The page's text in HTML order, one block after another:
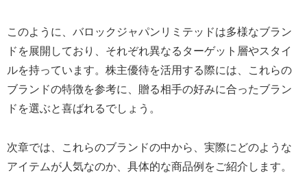
このように、バロックジャパンリミテッドは多様なブラン
ドを展開しており、それぞれ異なるターゲット層やスタイ
ルを持っています。株主優待を活用する際には、これらの
ブランドの特徴を参考に、贈る相手の好みに合ったブラン
ドを選ぶと喜ばれるでしょう。
次章では、これらのブランドの中から、実際にどのような
アイテムが人気なのか、具体的な商品例をご紹介します。